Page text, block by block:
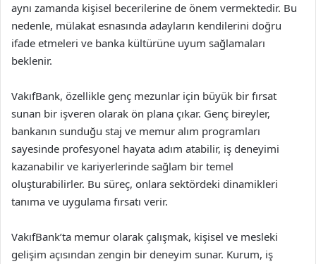
aynı zamanda kişisel becerilerine de önem vermektedir. Bu
nedenle, mülakat esnasında adayların kendilerini doğru
ifade etmeleri ve banka kültürüne uyum sağlamaları
beklenir.
VakıfBank, özellikle genç mezunlar için büyük bir fırsat
sunan bir işveren olarak ön plana çıkar. Genç bireyler,
bankanın sunduğu staj ve memur alım programları
sayesinde profesyonel hayata adım atabilir, iş deneyimi
kazanabilir ve kariyerlerinde sağlam bir temel
oluşturabilirler. Bu süreç, onlara sektördeki dinamikleri
tanıma ve uygulama fırsatı verir.
VakıfBank’ta memur olarak çalışmak, kişisel ve mesleki
gelişim açısından zengin bir deneyim sunar. Kurum, iş